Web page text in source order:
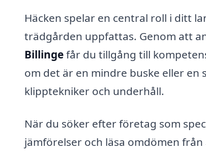
Häcken spelar en central roll i ditt
trädgården uppfattas. Genom att
Billingefår du tillgång till
om det är en mindre buske eller
klipptekniker och underhåll.
När du söker efter företag som
jämförelser och läsa omdömen